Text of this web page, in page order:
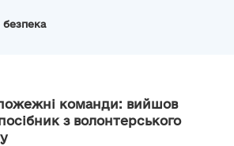
команди: вийшов
з волонтерського